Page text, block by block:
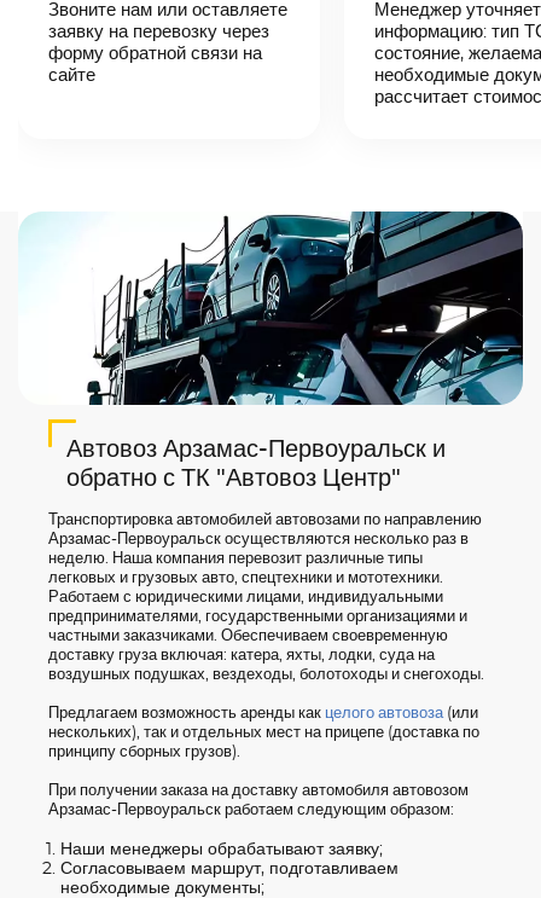
вами,
согласует
детали
автоперевозки,
назовет
Звоните нам или оставляете
заявку на перевозку через
форму обратной связи на
сайте
Менеджер уточняет
информацию: тип
состояние,
необходимые
рассчитает
Автовоз Арзамас-Первоуральск и
обратно с ТК "Автовоз Центр"
Транспортировка автомобилей автовозами по направлению
Арзамас-Первоуральск осуществляются несколько раз в
неделю. Наша компания перевозит различные типы
легковых и грузовых авто, спецтехники и мототехники.
Работаем с юридическими лицами, индивидуальными
предпринимателями, государственными организациями и
частными заказчиками. Обеспечиваем своевременную
доставку груза включая: катера, яхты, лодки, суда на
воздушных подушках, вездеходы, болотоходы и снегоходы.
Предлагаем возможность аренды как целого автовоза(или
нескольких), так и отдельных мест на прицепе (доставка по
принципу сборных грузов).
При получении заказа на доставку автомобиля автовозом
Арзамас-Первоуральск работаем следующим образом:
Наши менеджеры обрабатывают заявку;
Согласовываем маршрут, подготавливаем
необходимые документы;